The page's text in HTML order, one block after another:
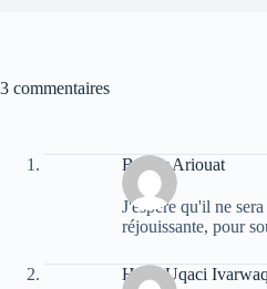
3 commentaires
Bachir Ariouat
J'espère qu'il ne
réjouissante, pour
Hend Uqaci